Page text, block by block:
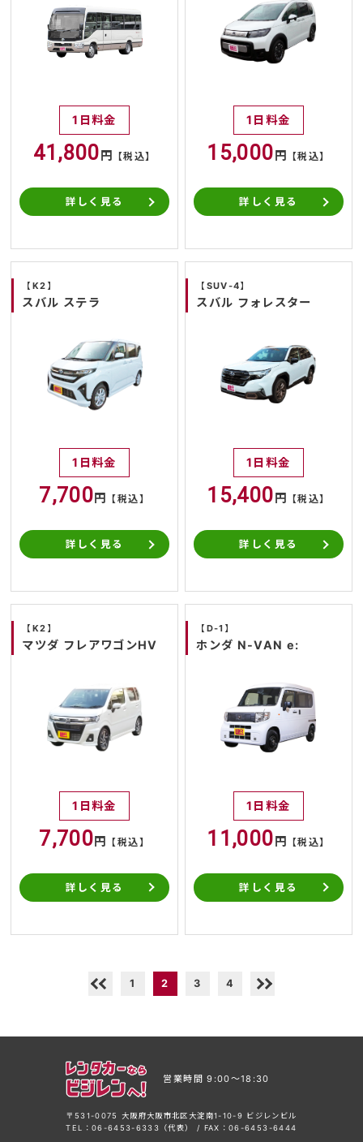
1日料金
41,800 円 【税込】
詳しく見る
1日料金
15,000 円 【税込】
詳しく見る
【K2】
スバル ステラ
1日料金
7,700 円 【税込】
詳しく見る
【SUV-4】
スバル フォレスター
1日料金
15,400 円 【税込】
詳しく見る
【K2】
マツダ フレアワゴンHV
1日料金
7,700 円 【税込】
詳しく見る
【D-1】
ホンダ N-VAN e:
1日料金
11,000 円 【税込】
詳しく見る
1 2 3 4
営業時間 9:00〜18:30
〒531-0075 大阪府大阪市北区大淀南1-10-9 ビジレンビル
TEL：06-6453-6333（代表） / FAX：06-6453-6444